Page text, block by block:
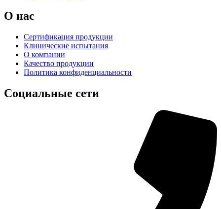
О нас
Сертификация продукции
Клинические испытания
О компании
Качество продукции
Политика конфиденциальности
Социальные сети